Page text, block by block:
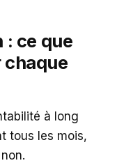
: ce que
chaque
à long
tous les mois,